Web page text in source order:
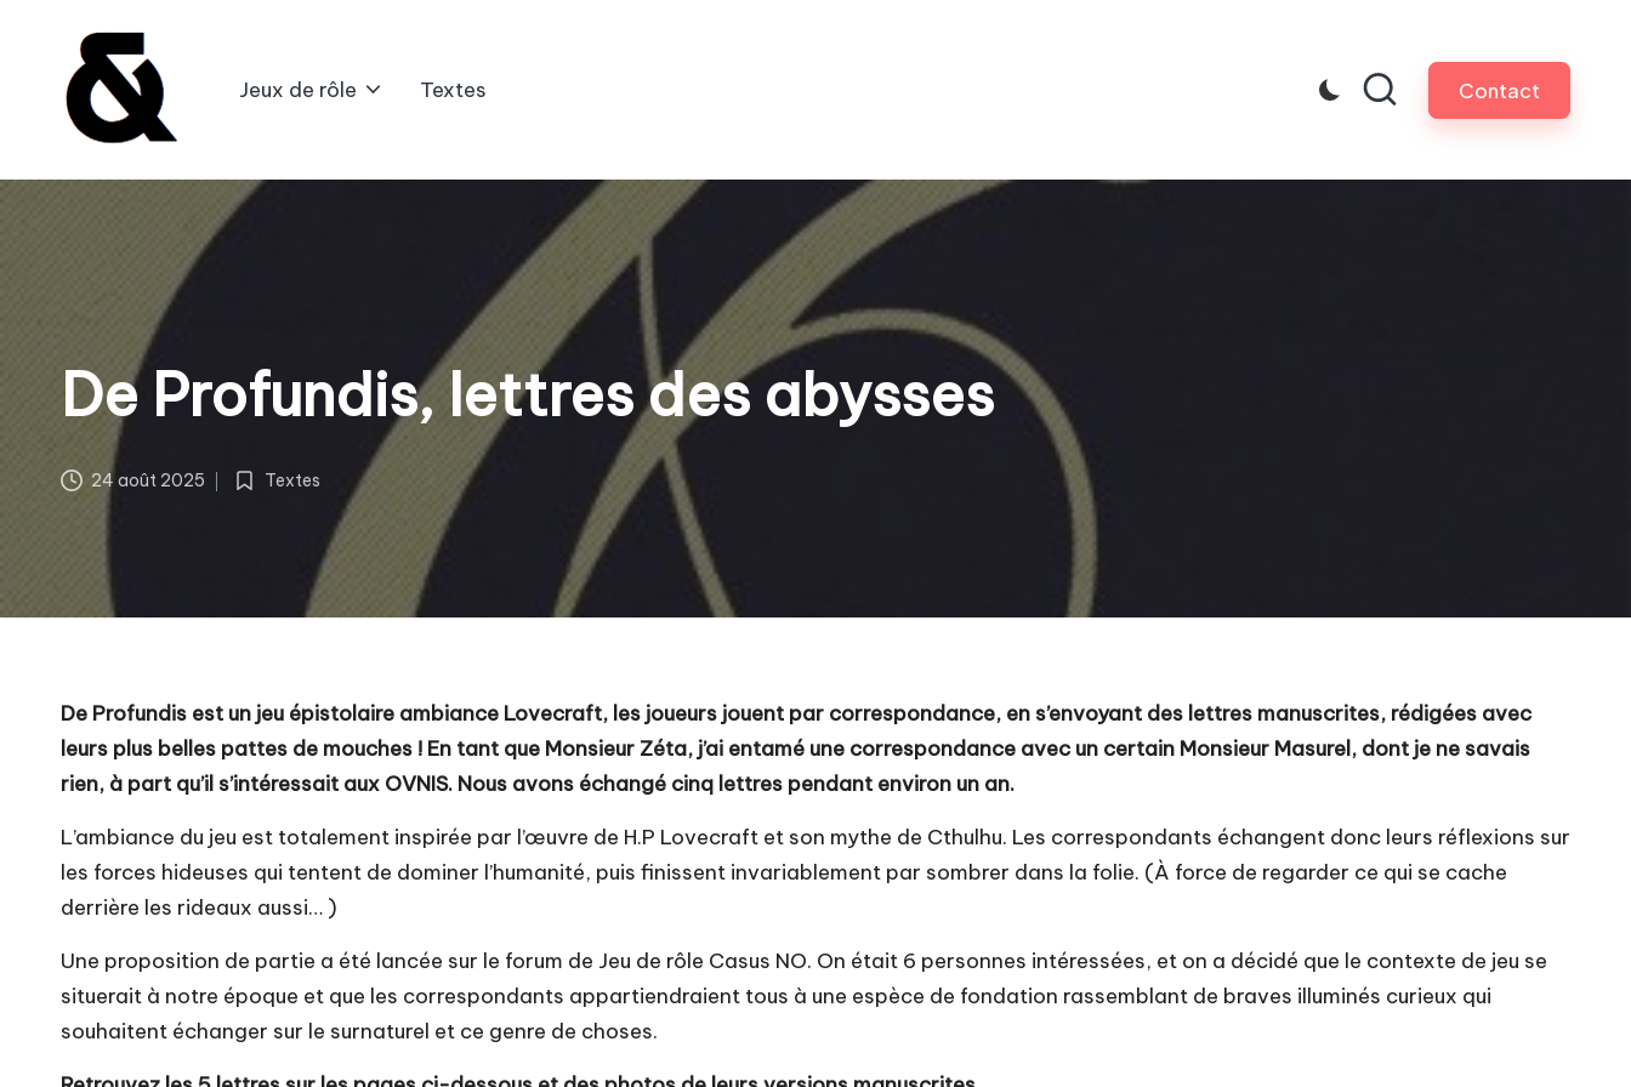
content
B
B
l
G
b
Jeux de rôle Textes Contact
De Profundis, lettres des abysses
24 août 2025
Posted
Textes
De Profundis est un jeu épistolaire ambiance Lovecraft, les joueurs jouent par correspondance, en s’envoyant des lettres manuscrites, rédigées avec
leurs plus belles pattes de mouches ! En tant que Monsieur Zéta, j’ai entamé une correspondance avec un certain Monsieur Masurel, dont je ne savais
rien, à part qu’il s’intéressait aux OVNIS. Nous avons échangé cinq lettres pendant environ un an.
L’ambiance du jeu est totalement inspirée par l’œuvre de H.P Lovecraft et son mythe de Cthulhu. Les correspondants échangent donc leurs réflexions sur
les forces hideuses qui tentent de dominer l’humanité, puis finissent invariablement par sombrer dans la folie. (À force de regarder ce qui se cache
derrière les rideaux aussi… )
Une proposition de partie a été lancée sur le forum de Jeu de rôle Casus NO. On était 6 personnes intéressées, et on a décidé que le contexte de jeu se
situerait à notre époque et que les correspondants appartiendraient tous à une espèce de fondation rassemblant de braves illuminés curieux qui
souhaitent échanger sur le surnaturel et ce genre de choses.